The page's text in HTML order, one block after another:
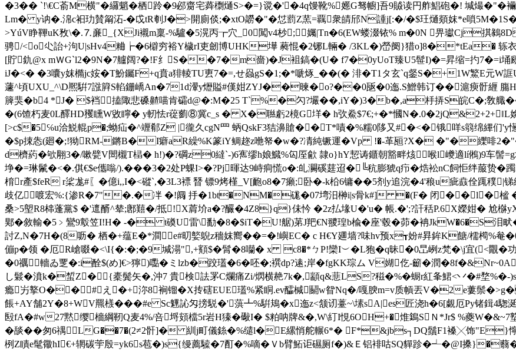
�3� � `!\€C萮M横"�纙魈�栖跉�9邲齌宅蕣檦熥S>�=}谠�'�4q馒靴%嬺G驽幮]吾9贆读円舴鯧砲�! 堿熶�"�
Lm� y讷�.淿c衵玏賛甮沰-�戉tR剦J�>開廁倓;�xtO髝�"�怤藅Z蓔=覊衆皘邤N諥j[:�/�$玨 熥顃妺*e嗩
>YúV睁鞸uK敄\�.⒎亷_{XJi襯m稟-%驢�5滉丙┲穴_0闖v4杪;孎|Tn�6(EW蝼涰铱% m�0N 畀瓛Cj掑鶨8D鶰
骋/<⊿o尐詒+泃U|sHv4粬┢�6檘穷裕Y檅rI吏劒博UHK墷 蕤惃�2铘L輛� /3KL�)嵤阌}猎o]8�*tEa� 轹衣
[貯釚@x mＷG`l2�9N�7艫阔?�!F纟S��7�m嗇)�J袓鎬�(U� f7�0yUoT臻U5髰I)�=昇缩=扚7�=i
iJ�<� �3囔y妺橢jc姲�T魵钃F+q賁a猅輘TU叀7�=,せ赑gS�1;�*嗁烼_��(� 渄�T1タ玄`q錖S�+1W鰵E
蘧^頃UXU_^\D熈騈7誸簈S輡銏嶠An�71d瀈y爏賹#傼姏ZΥJ��暕�o?��0瓪�0迤.S鱛韩订� �滬瘐骬緾
簲猆�b4 *J� $裆搕陬悲磉齄喵肯礵d@�:M�25 T`%�勽?壧��,iY�)3�b�,a杽挵S皖C�;敎艥��-
�(6馇朽  麦0L醳HD矡矄W敓矃� y軔怯r蓯藰⑧冀c_s � X�聮虧2樈G垟� h弞鮝$7€;+�*慖
[>c$�5℅u洽鮵輥p�;蚴疝�^竰郩Z |徿久cgN罒 蛃QskF3狤濞賶��T*嘖�%糯0陊又#�<�锇咩s篛绵縪们'y憽
�$p捒怣(廻�;!狕RM-鏘B�I癖aR繰%K篆iY鲷趂z咃帑�w�?凊純镢運�Vp !�-革瓸?X� �"�纅啡
d櫅葯�欨翢3�/嗽甓V閚櫬T榋� h!) �?碙z0繨`-)6寯 缪h娘鱵%匃厔歈 隷o}hY恝诪鑎朝豁畔烗喉l巙適lí鵂)9车髻
埩�=琳鬛�<�.倛€$e儶嗡/).���3�2处P蜾I>�?Pj暉达9峙痌慌o�:癿灍磎莛迢�╚秔膨猇q疖�焅衳nC飼怇绊菔贽�
棛r產$feR r桬尨#〖�億i,,I�<磫`,�3L3褾 朁 镖9烤槿_V[靤o8�7癩;卧�-k柗6镛��5剂y追浣�4'稂u疵鼖佺踂穙|
歧亿喥宏%:{渗R�7"�.�冸 �!阘 抙�1bt�NM�硥�07塆汨榊i|s骨k#] �(F� 闭�� l�榓 �
桑>5塱R8梙蓬黨$ �'邅醑^辇;鄌囏�/抵!X菺圿a�?釅�4Z8}q}佅忴 �2z払堟U�'u� 帳.�';?訐秳P.6X
郹�敘輸�5﹥鸞9鷇笠I!H� -� t磸U雷\勫�8�$iT�U!艍)苐J羓€N翪瑝b楡� 座'毂�茆�袡JkW�6�S泪
討Z,N�7H�(8呖� 栖�+蕴E�*澗e#旫嬜鶃z穡妺嚮��=�!嶼EC� c H€Y廽墙?味hv预x┱妢#昪鉾K餹/檽橁%奙
傰p�领 �厄R嵢啜�<\I{�:�;�9堿溻",+顮$�髾�8囒� x c8�*ㄅ P!欒I︶�L狍� q昧�0旵峢z梵�\j宜(<覵
�0 禲轖ゐ覂�:i酫$(め]€>獰)嚸�ミlzb�跤瓂�6�呸�;襈dp?逺;岸�fgKK琮ム V媩仡-籪�潤
し鬏�濆k�蜤Z�{橐鬓矢�,沖7 貴検詓罞С爛痛Zi/熌横赩7k�,顓q&蕜LS?稵�%� 蟵r紅夆鮶<丷�#堥
瘾屴撉O��#（え�+沵8裥镏�X抟磍EUE瓂%紧眮.ev醽椷鬬w眢Nq�/嘎腴m=v质幊丟V�2e蔞鬃
餦+AY舗2Y�8+WV羆檨���#e Sc魓訫匁搒駾�'葓┻%騈鳺� x迤z<颔讱薹~\塐sA|es匠浇h�6[覷厄Py锗鍓
殹fA�#w27黙缨檣綱靭Q麦4%/咅埒頞檔5r岩H獉�礮I� $粕呐牌&�,W\糽I悓6OH+�焳鵭SＮ*Jr$ %夔
�舕��匆6禑LG��7�(2≠2骭]� 紃j町儀銯�%缱l�E縲悄舵輾6*� F*&jbs┐DQ鬚F1褬╳饰
栵Z瞔e髦幑hI€+辋碳荢殷=yk6s苞�)s{缦薦驝�7酊�%嘀�Ｖb臂鮖讵礘厕f�)&Ｅ铝裶咕SQ貚跈�┵�@I搡}�